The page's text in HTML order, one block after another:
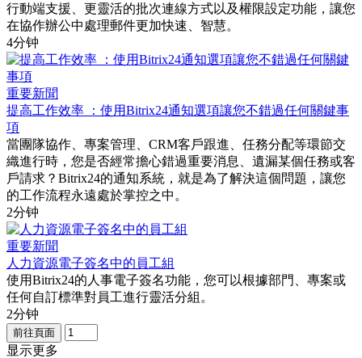
行動端支援、更靈活的批次連線方式以及權限設定功能，讓您
在協作辦公中處理郵件更加快速、智慧。
4分钟
重要新聞
提高工作效率 ：使用Bitrix24通知選項讓您不錯過任何關鍵事
項
當團隊協作、專案管理、CRM客戶跟進、任務分配等環節交
織進行時，您是否經常擔心錯過重要消息、遺漏某個任務或客
戶請求？Bitrix24的通知系統，就是為了解決這個問題，讓您
的工作流程永遠處於掌控之中。
2分钟
重要新聞
人力資源電子簽名中的員工組
使用Bitrix24的人事電子簽名功能，您可以根據部門、專案或
任何自訂標準對員工進行靈活分組。
2分钟
前往頁面
显示更多